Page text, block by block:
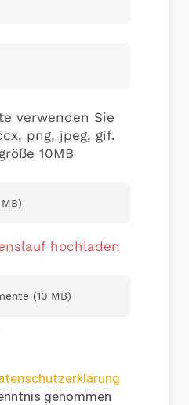
verwenden Sie
png, jpeg, gif.
10MB
hochladen
(10 MB)
genommen